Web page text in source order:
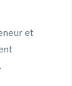
et